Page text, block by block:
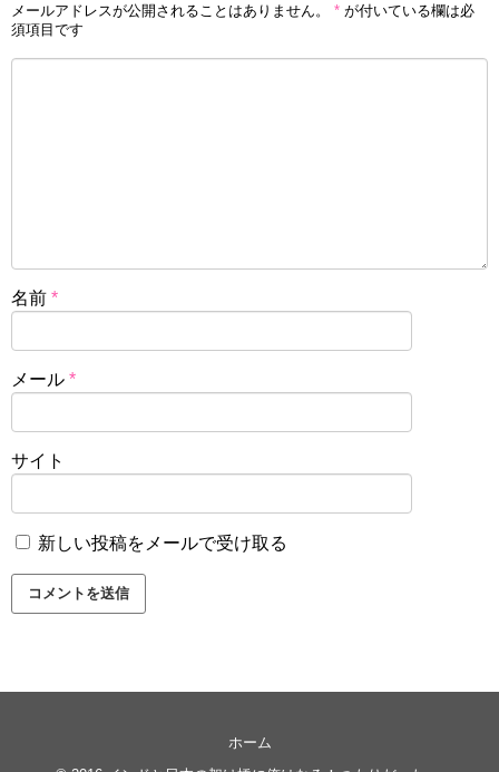
メールアドレスが公開されることはありません。 * が付いている欄は必
須項目です
名前 *
メール *
サイト
新しい投稿をメールで受け取る
ホーム